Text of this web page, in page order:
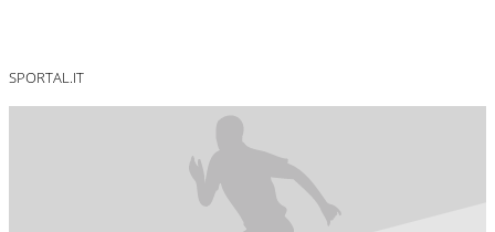
SPORTAL.IT